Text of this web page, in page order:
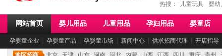
热搜： 儿童玩具 婴幼
网站首页 婴儿用品 儿童用品 孕妇用品 婴童店
孕婴童企业 ┆ 孕婴童产品 ┆ 孕婴童市场 ┆ 新闻中心 ┆ 供求招商代理 ┆ 开店指导